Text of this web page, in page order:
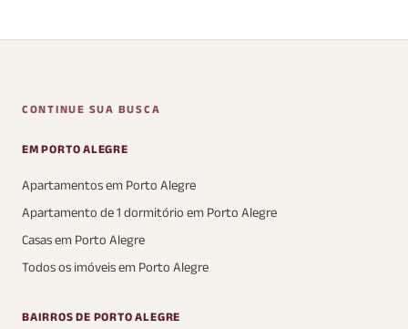
CONTINUE SUA BUSCA
EM PORTO ALEGRE
Apartamentos em Porto Alegre
Apartamento de 1 dormitório em Porto Alegre
Casas em Porto Alegre
Todos os imóveis em Porto Alegre
BAIRROS DE PORTO ALEGRE